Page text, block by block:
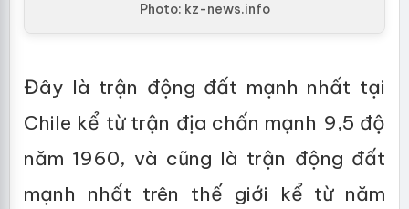
Photo: kz-news.info
Đây là trận động đất mạnh nhất tại
Chile kể từ trận địa chấn mạnh 9,5 độ
năm 1960, và cũng là trận động đất
mạnh nhất trên thế giới kể từ năm